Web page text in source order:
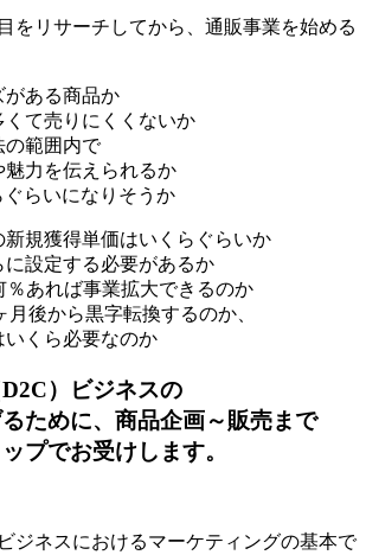
をリサーチしてから、通販事業を始める
がある商品か
くて売りにくくないか
の範囲内で
魅力を伝えられるか
らいになりそうか
新規獲得単価はいくらぐらいか
に設定する必要があるか
％あれば事業拡大できるのか
月後から黒字転換するのか、
いくら必要なのか
）ビジネスの
ために、商品企画～販売まで
プでお受けします。
ジネスにおけるマーケティングの基本で